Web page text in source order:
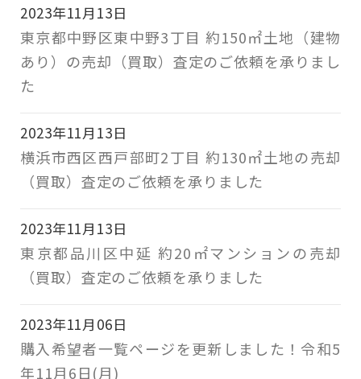
2023年11月13日
東京都中野区東中野3丁目 約150㎡土地（建物
あり）の売却（買取）査定のご依頼を承りまし
た
2023年11月13日
横浜市西区西戸部町2丁目 約130㎡土地の売却
（買取）査定のご依頼を承りました
2023年11月13日
東京都品川区中延 約20㎡マンションの売却
（買取）査定のご依頼を承りました
2023年11月06日
購入希望者一覧ページを更新しました！令和5
年11月6日(月)